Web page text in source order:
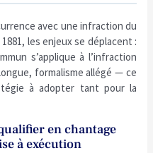
avec une infraction du
les enjeux se déplacent :
s’applique à l’infraction
formalisme allégé — ce
à adopter tant pour la
en chantage
à exécution